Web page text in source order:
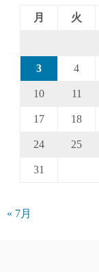
月
火
3 4
10 11
17 18
24 25
31
« 7月